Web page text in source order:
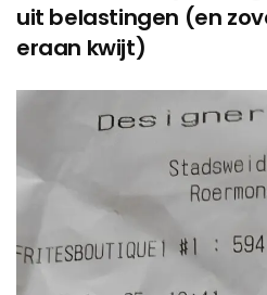
uit belastingen (en
eraan kwijt)